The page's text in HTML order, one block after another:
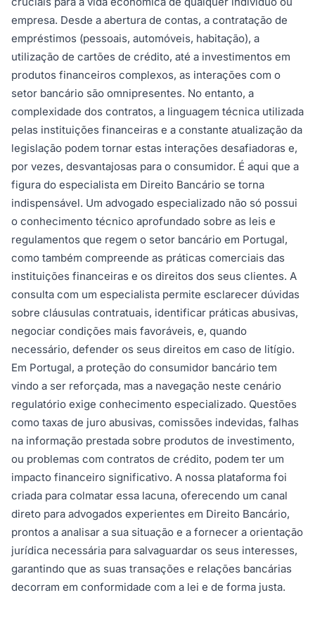
empresa. Desde a abertura de contas, a contratação de
empréstimos (pessoais, automóveis, habitação), a
utilização de cartões de crédito, até a investimentos em
produtos financeiros complexos, as interações com o
setor bancário são omnipresentes. No entanto, a
complexidade dos contratos, a linguagem técnica utilizada
pelas instituições financeiras e a constante atualização da
legislação podem tornar estas interações desafiadoras e,
por vezes, desvantajosas para o consumidor. É aqui que a
figura do especialista em Direito Bancário se torna
indispensável. Um advogado especializado não só possui
o conhecimento técnico aprofundado sobre as leis e
regulamentos que regem o setor bancário em Portugal,
como também compreende as práticas comerciais das
instituições financeiras e os direitos dos seus clientes. A
consulta com um especialista permite esclarecer dúvidas
sobre cláusulas contratuais, identificar práticas abusivas,
negociar condições mais favoráveis, e, quando
necessário, defender os seus direitos em caso de litígio.
Em Portugal, a proteção do consumidor bancário tem
vindo a ser reforçada, mas a navegação neste cenário
regulatório exige conhecimento especializado. Questões
como taxas de juro abusivas, comissões indevidas, falhas
na informação prestada sobre produtos de investimento,
ou problemas com contratos de crédito, podem ter um
impacto financeiro significativo. A nossa plataforma foi
criada para colmatar essa lacuna, oferecendo um canal
direto para advogados experientes em Direito Bancário,
prontos a analisar a sua situação e a fornecer a orientação
jurídica necessária para salvaguardar os seus interesses,
garantindo que as suas transações e relações bancárias
decorram em conformidade com a lei e de forma justa.